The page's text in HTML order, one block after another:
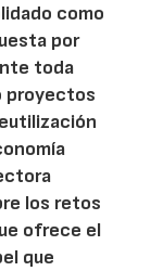
como
por
toda
proyectos
los retos
ofrece el
que